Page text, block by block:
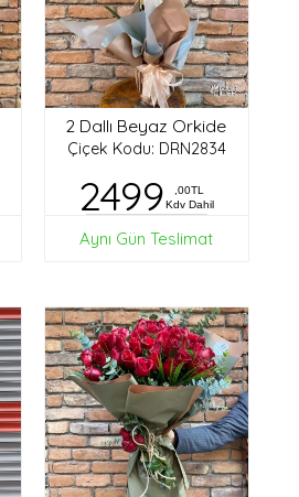
2 Dallı Beyaz Orkide
Çiçek Kodu: DRN2834
2499
,00TL
Kdv Dahil
Aynı Gün Teslimat